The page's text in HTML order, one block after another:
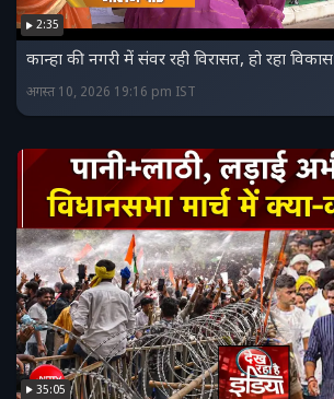
2:35
कान्हा की नगरी में संवर रही विरासत, हो रहा विकास
अगस्त 10, 2026 19:16 pm IST
35:05